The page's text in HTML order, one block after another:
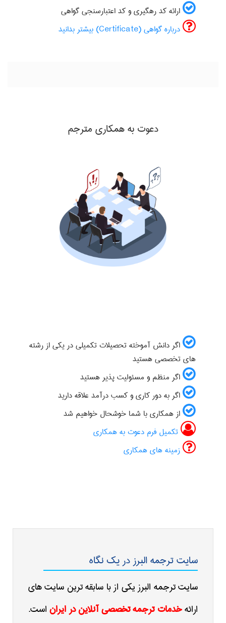
ارائه کد رهگیری و کد اعتبارسنجی گواهی
درباره گواهی (Certificate) بیشتر بدانید
دعوت به همکاری مترجم
اگر دانش آموخته تحصیلات تکمیلی در یکی از رشته
های تخصصی هستید
اگر منظم و مسئولیت پذیر هستید
اگر به دور کاری و کسب درآمد علاقه دارید
از همکاری با شما خوشحال خواهیم شد
تکمیل فرم دعوت به همکاری
زمینه های همکاری
سایت ترجمه البرز در یک نگاه
سایت ترجمه البرز یکی از با سابقه ترین سایت های
ارائهخدمات ترجمه تخصصی آنلاین در ایراناست.